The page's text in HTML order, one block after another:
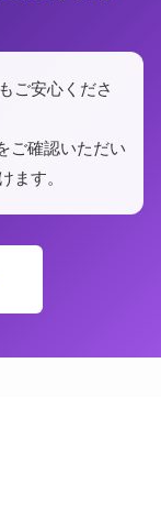
ご安心くださ
ご確認いただい
ます。